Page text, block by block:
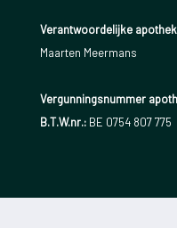
Verantwoordelijke
Maarten Meermans
Vergunningsnummer
B.T.W.nr.:BE 0754 807 775